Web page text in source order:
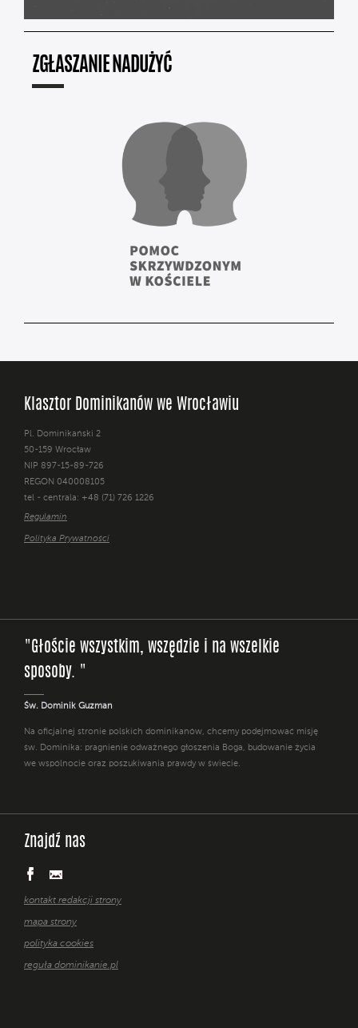
ZGŁASZANIE NADUŻYĆ
Klasztor Dominikanów we Wrocławiu
Pl. Dominikański 2
50-159 Wrocław
NIP 897-15-89-726
REGON 040008105
tel - centrala: +48 (71) 726 1226
Regulamin
Polityka Prywatności
"Głoście wszystkim, wszędzie i na wszelkie
sposoby. "
Św. Dominik Guzman
Na oficjalnej stronie polskich dominikanów, chcemy podejmować misję
św. Dominika: pragnienie odważnego głoszenia Boga, budowanie życia
we wspólnocie oraz poszukiwania prawdy w świecie.
Znajdź nas
kontakt redakcji strony
mapa strony
polityka cookies
reguła dominikanie.pl